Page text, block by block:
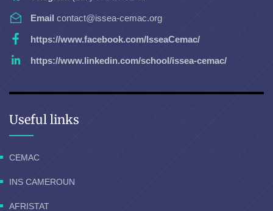
Email contact@issea-cemac.org
https://www.facebook.com/IsseaCemac/
https://www.linkedin.com/school/issea-cemac/
Useful links
CEMAC
INS CAMEROUN
AFRISTAT